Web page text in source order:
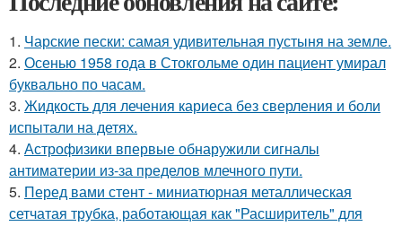
1. Чарские пески: самая удивительная пустыня на земле.
2. Осенью 1958 года в Стокгольме один пациент умирал
буквально по часам.
3. Жидкость для лечения кариеса без сверления и боли
испытали на детях.
4. Астрофизики впервые обнаружили сигналы
антиматерии из-за пределов млечного пути.
5. Перед вами стент - миниатюрная металлическая
сетчатая трубка, работающая как "Расширитель" для